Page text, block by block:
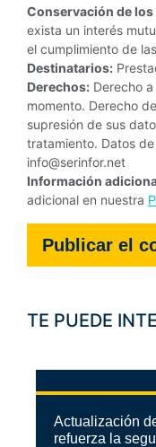
Conservación de
exista un interés
el cumplimiento de
Destinatarios:
Derechos: Derecho
momento. Derecho
supresión de sus
tratamiento. Datos
info@serinfor.net
Información
adicional en nuestra
TE PUEDE
Actualización
refuerza la